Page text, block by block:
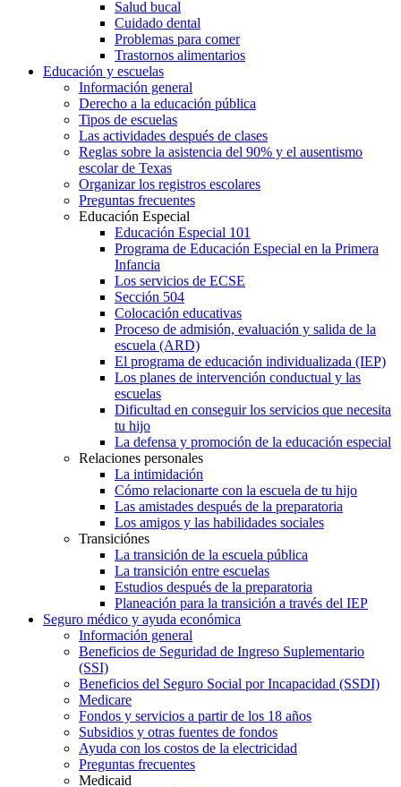
Salud bucal
Cuidado dental
Problemas para comer
Trastornos alimentarios
Educación y escuelas
Información general
Derecho a la educación pública
Tipos de escuelas
Las actividades después de clases
Reglas sobre la asistencia del 90% y el ausentismo
escolar de Texas
Organizar los registros escolares
Preguntas frecuentes
Educación Especial
Educación Especial 101
Programa de Educación Especial en la Primera
Infancia
Los servicios de ECSE
Sección 504
Colocación educativas
Proceso de admisión, evaluación y salida de la
escuela (ARD)
El programa de educación individualizada (IEP)
Los planes de intervención conductual y las
escuelas
Dificultad en conseguir los servicios que necesita
tu hijo
La defensa y promoción de la educación especial
Relaciones personales
La intimidación
Cómo relacionarte con la escuela de tu hijo
Las amistades después de la preparatoria
Los amigos y las habilidades sociales
Transiciónes
La transición de la escuela pública
La transición entre escuelas
Estudios después de la preparatoria
Planeación para la transición a través del IEP
Seguro médico y ayuda económica
Información general
Beneficios de Seguridad de Ingreso Suplementario
(SSI)
Beneficios del Seguro Social por Incapacidad (SSDI)
Medicare
Fondos y servicios a partir de los 18 años
Subsidios y otras fuentes de fondos
Ayuda con los costos de la electricidad
Preguntas frecuentes
Medicaid